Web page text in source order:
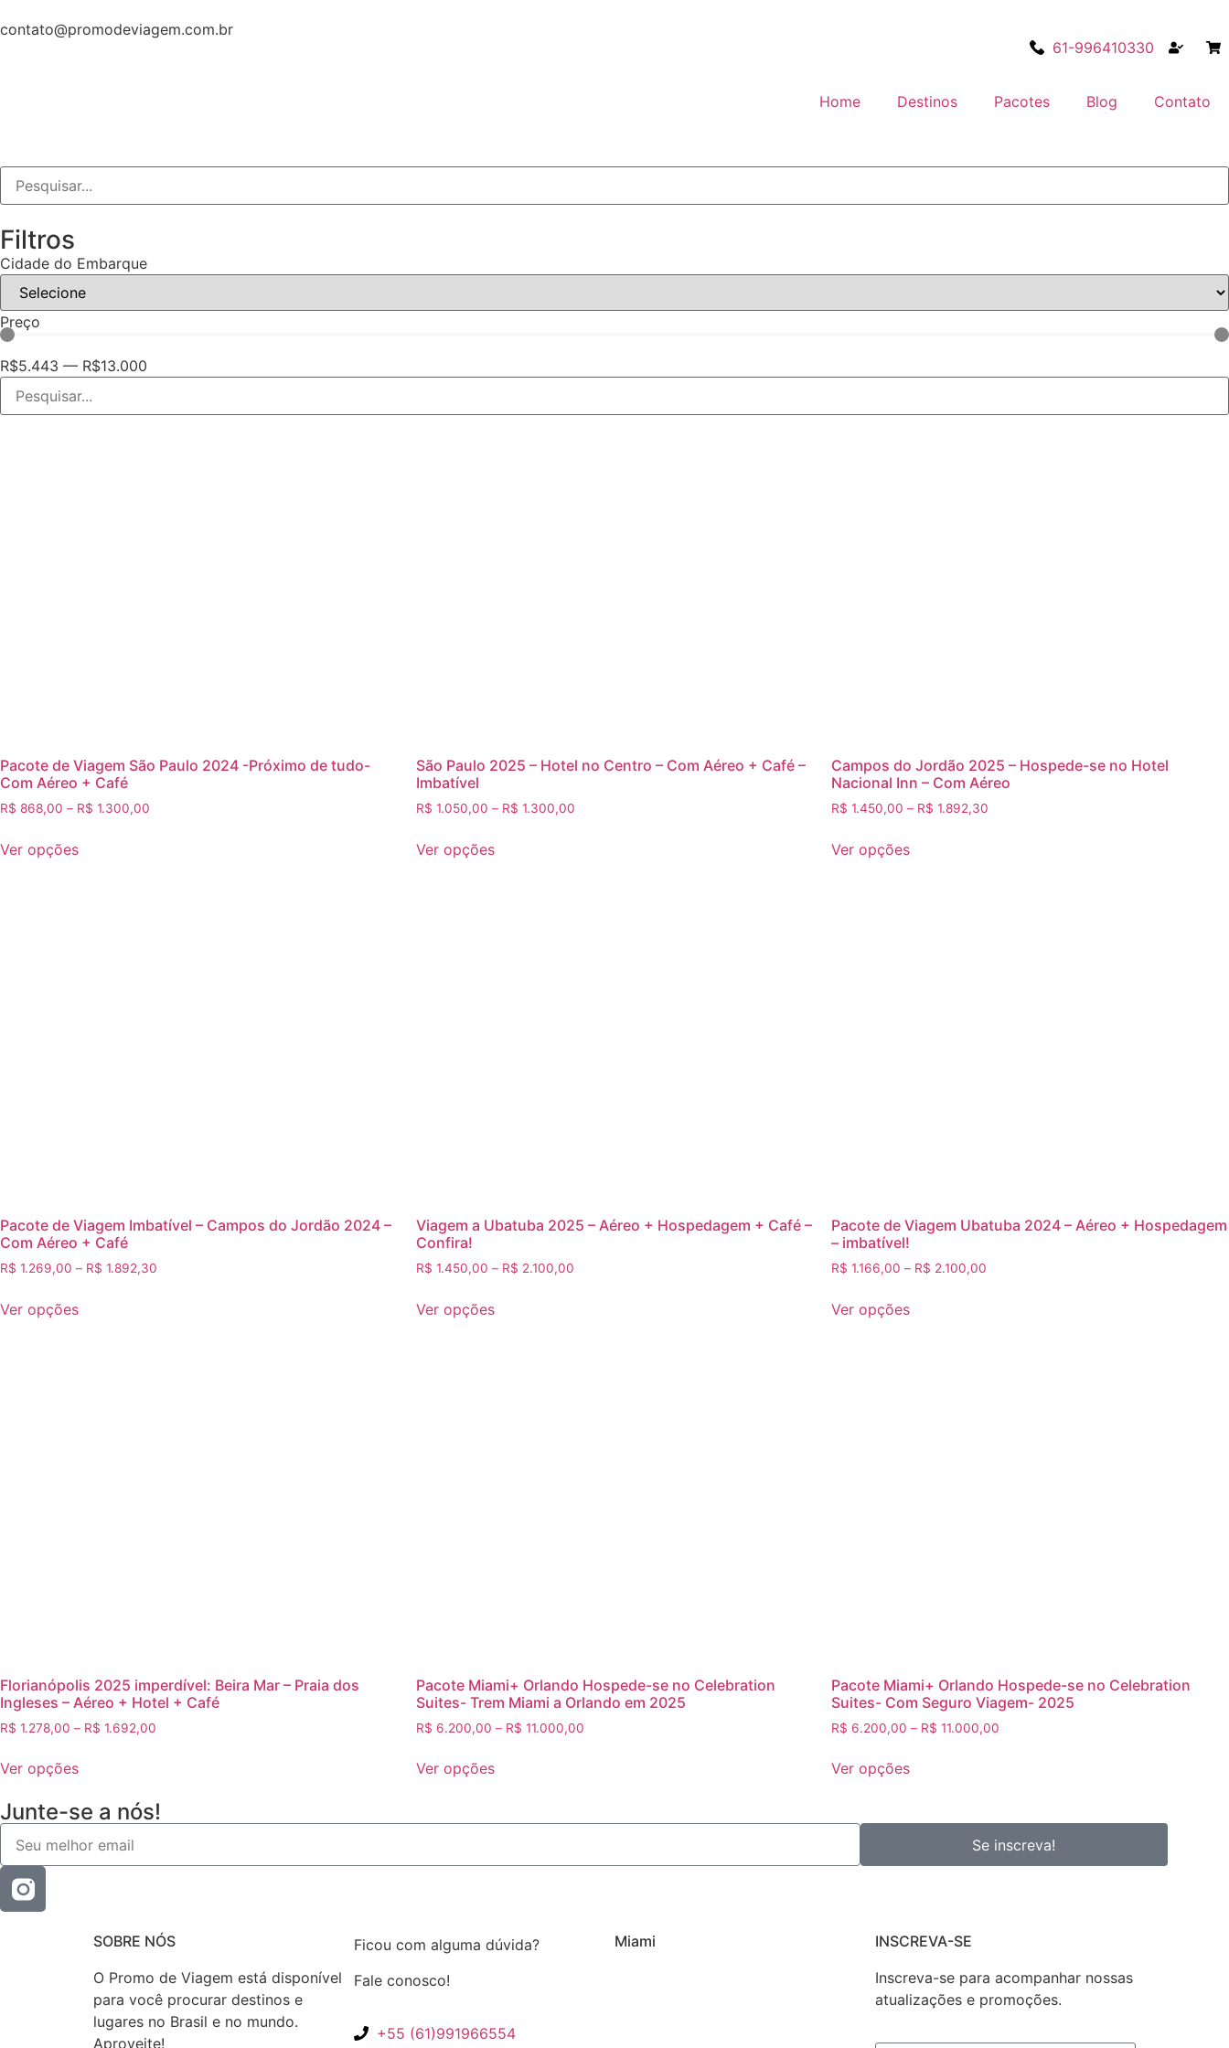
contato@promodeviagem.com.br
61-996410330
Home Destinos Pacotes Blog Contato
Filtros
Cidade do Embarque
Preço
R$5.443 — R$13.000
Pacote de Viagem São Paulo 2024 -Próximo de tudo-
Com Aéreo + Café
R$ 868,00 – R$ 1.300,00
Ver opções
São Paulo 2025 – Hotel no Centro – Com Aéreo + Café –
Imbatível
R$ 1.050,00 – R$ 1.300,00
Ver opções
Campos do Jordão 2025 – Hospede-se no Hotel
Nacional Inn – Com Aéreo
R$ 1.450,00 – R$ 1.892,30
Ver opções
Pacote de Viagem Imbatível – Campos do Jordão 2024 –
Com Aéreo + Café
R$ 1.269,00 – R$ 1.892,30
Ver opções
Viagem a Ubatuba 2025 – Aéreo + Hospedagem + Café –
Confira!
R$ 1.450,00 – R$ 2.100,00
Ver opções
Pacote de Viagem Ubatuba 2024 – Aéreo + Hospedagem
– imbatível!
R$ 1.166,00 – R$ 2.100,00
Ver opções
Florianópolis 2025 imperdível: Beira Mar – Praia dos
Ingleses – Aéreo + Hotel + Café
R$ 1.278,00 – R$ 1.692,00
Ver opções
Pacote Miami+ Orlando Hospede-se no Celebration
Suites- Trem Miami a Orlando em 2025
R$ 6.200,00 – R$ 11.000,00
Ver opções
Pacote Miami+ Orlando Hospede-se no Celebration
Suites- Com Seguro Viagem- 2025
R$ 6.200,00 – R$ 11.000,00
Ver opções
Junte-se a nós!
Se inscreva!
SOBRE NÓS
O Promo de Viagem está disponível
para você procurar destinos e
lugares no Brasil e no mundo.
Aproveite!
Ficou com alguma dúvida?
Fale conosco!
+55 (61)991966554
Miami
INSCREVA-SE
Inscreva-se para acompanhar nossas
atualizações e promoções.